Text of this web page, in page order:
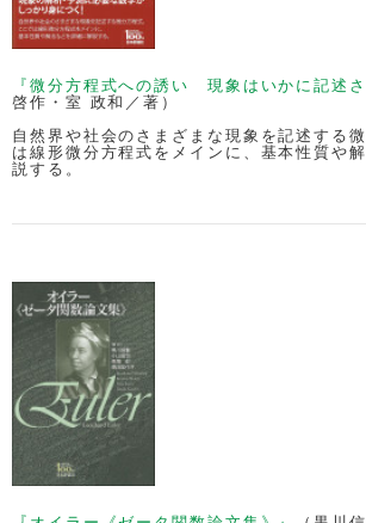
『微分方程式への誘い 現象はいかに記述
啓作・室 政和／著）
自然界や社会のさまざまな現象を記述する
は線形微分方程式をメインに、基本性質や
説する。